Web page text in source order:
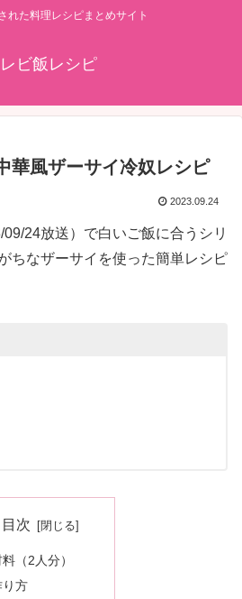
れた料理レシピまとめサイト
ビ飯レシピ
華風ザーサイ冷奴レシピ
2023.09.24
09/24放送）で白いご飯に合うシリ
ちなザーサイを使った簡単レシピ
目次
（2人分）
り方